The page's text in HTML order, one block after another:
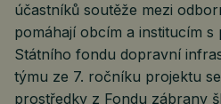
účastníků soutěže mezi
pomáhají obcím a institucím
Státního fondu dopravní
týmu ze 7. ročníku projektu
prostředky z Fondu zábrany